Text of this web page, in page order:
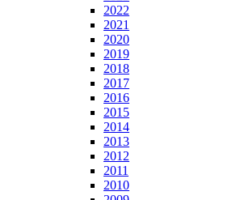
2022
2021
2020
2019
2018
2017
2016
2015
2014
2013
2012
2011
2010